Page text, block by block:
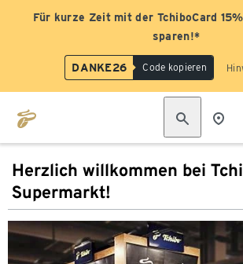
Für kurze Zeit mit der TchiboCard
sparen!*
DANKE26 Code kopieren
Herzlich willkommen bei
Supermarkt!